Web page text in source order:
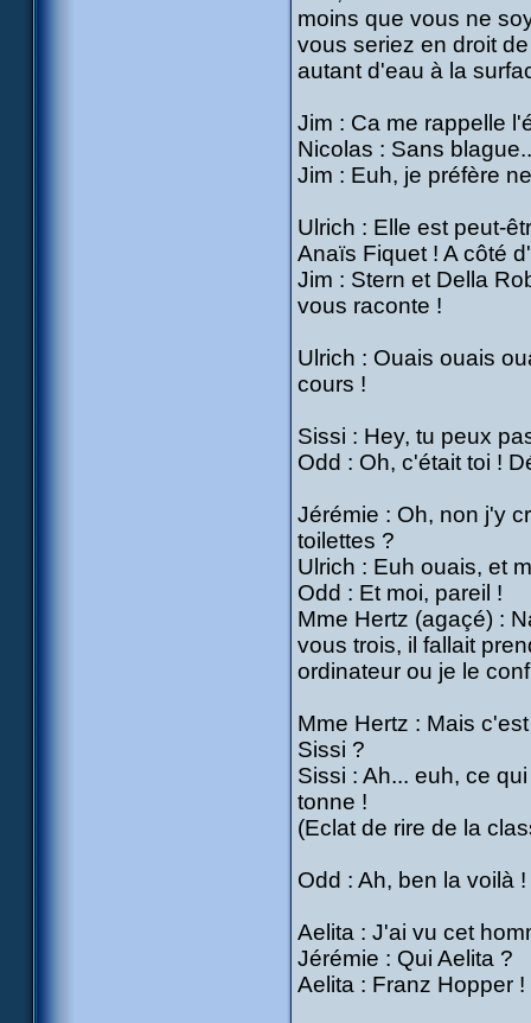
moins que vous ne
vous seriez en droit
autant d'eau à la
Jim : Ca me rappelle
Nicolas : Sans
Jim : Euh, je préfère
Ulrich : Elle est peut-
Anaïs Fiquet ! A côté
Jim : Stern et Della
vous raconte !
Ulrich : Ouais ouais
cours !
Sissi : Hey, tu peux
Odd : Oh, c'était toi !
Jérémie : Oh, non j'y
toilettes ?
Ulrich : Euh ouais, et
Odd : Et moi, pareil !
Mme Hertz (agaçé) :
vous trois, il fallait
ordinateur ou je le
Mme Hertz : Mais
Sissi ?
Sissi : Ah... euh, ce
tonne !
(Eclat de rire de la
Odd : Ah, ben la voilà
Aelita : J'ai vu cet
Jérémie : Qui Aelita ?
Aelita : Franz Hopper